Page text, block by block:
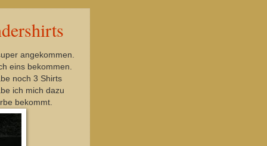
angekommen.
eins bekommen.
noch 3 Shirts
ich mich dazu
bekommt.